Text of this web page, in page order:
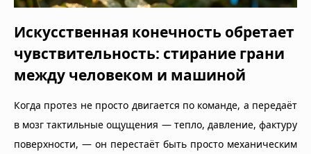
Искусственная конечность обретает
чувствительность: стирание грани
между человеком и машиной
Когда протез не просто двигается по команде, а передаёт
в мозг тактильные ощущения — тепло, давление, фактуру
поверхности, — он перестаёт быть просто механическим